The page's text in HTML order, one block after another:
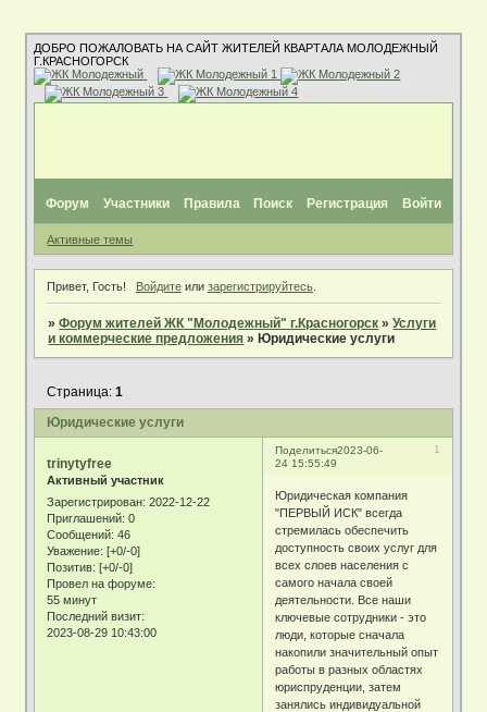
ДОБРО ПОЖАЛОВАТЬ НА САЙТ ЖИТЕЛЕЙ КВАРТАЛА МОЛОДЕЖНЫЙ
Г.КРАСНОГОРСК
Форум Участники Правила Поиск Регистрация Войти
Активные темы
Привет, Гость! Войдитеили зарегистрируйтесь.
»Форум жителей ЖК "Молодежный" г.Красногорск »Услуги
и коммерческие предложения » Юридические услуги
Юридические услуги
Страница:1
Поделиться 1
2023-06-
24 15:55:49
trinytyfree
Активный участник
Зарегистрирован: 2022-12-22
Приглашений: 0
Сообщений: 46
Уважение: [+0/-0]
Позитив: [+0/-0]
Провел на форуме:
55 минут
Последний визит:
2023-08-29 10:43:00
Юридическая компания
"ПЕРВЫЙ ИСК" всегда
стремилась обеспечить
доступность своих услуг для
всех слоев населения с
самого начала своей
деятельности. Все наши
ключевые сотрудники - это
люди, которые сначала
накопили значительный опыт
работы в разных областях
юриспруденции, затем
занялись индивидуальной